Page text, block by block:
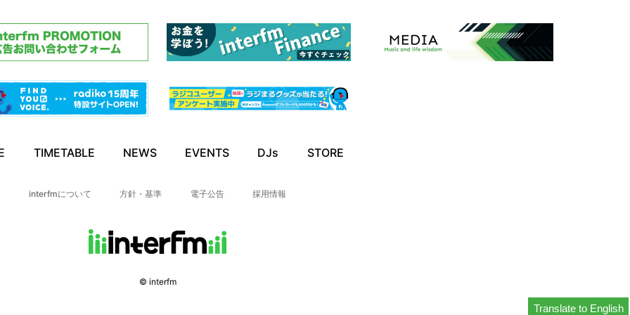
Translate to English
TIMETABLE NEWS EVENTS DJs STORE
interfmについて 方針・基準 電子公告 採用情報
© interfm